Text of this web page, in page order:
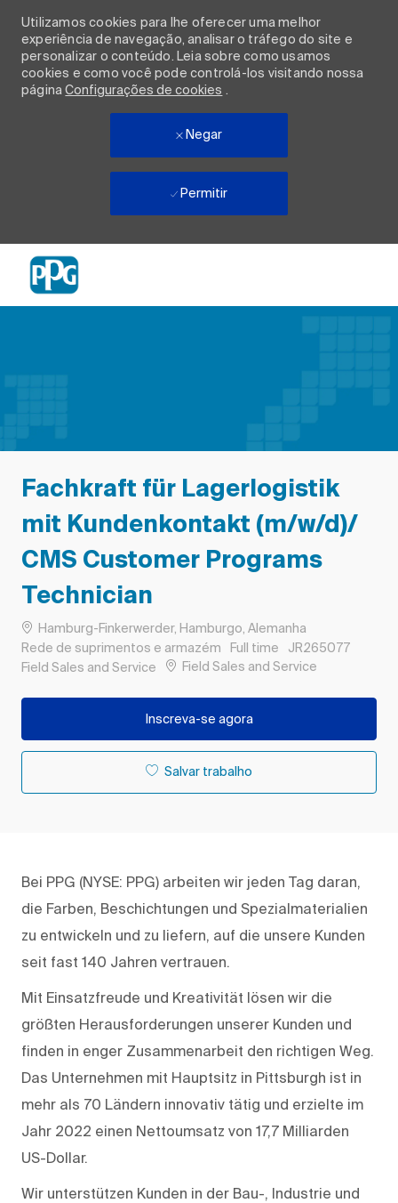
Utilizamos cookies para lhe oferecer uma melhor
experiência de navegação, analisar o tráfego do site e
personalizar o conteúdo. Leia sobre como usamos
cookies e como você pode controlá-los visitando nossa
páginaConfigurações de cookies .
Negar
Permitir
Fachkraft für Lagerlogistik
mit Kundenkontakt (m/w/d)/
CMS Customer Programs
Technician
Localização
Hamburg-Finkerwerder, Hamburgo, Alemanha
Categoria
Rede de suprimentos e armazém Tipo de Trabalho
Full time ID do trabalho
JR265077
Field Sales and Service
Remote
Field Sales and Service
Inscreva-se agora
Salvar trabalho
Bei PPG (NYSE: PPG) arbeiten wir jeden Tag daran,
die Farben, Beschichtungen und Spezialmaterialien
zu entwickeln und zu liefern, auf die unsere Kunden
seit fast 140 Jahren vertrauen.
Mit Einsatzfreude und Kreativität lösen wir die
größten Herausforderungen unserer Kunden und
finden in enger Zusammenarbeit den richtigen Weg.
Das Unternehmen mit Hauptsitz in Pittsburgh ist in
mehr als 70 Ländern innovativ tätig und erzielte im
Jahr 2022 einen Nettoumsatz von 17,7 Milliarden
US-Dollar.
Wir unterstützen Kunden in der Bau-, Industrie und